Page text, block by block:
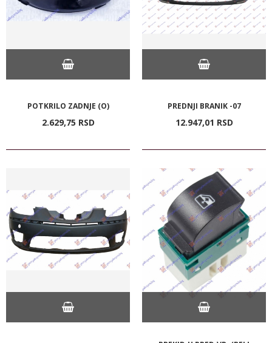
POTKRILO ZADNJE (O)
2.629,75 RSD
PREDNJI BRANIK -07
12.947,01 RSD